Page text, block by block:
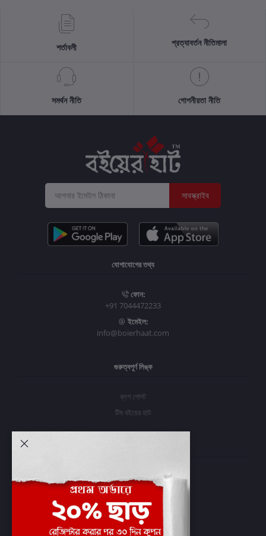
শর্তাবলী প্রত্যাবর্তন নীতিমালা
সমর্থন নীতি গোপনীয়তা নীতি
সাবস্ক্রাইব
যোগাযোগের তথ্য
ফোন:
+91 7044472233
ইমেইল:
info@boierhaat.com
গুরুত্বপূর্ণ লিঙ্ক
ব্লগ পোস্ট
টিম বইয়ের হাট
প্রবেশ করুন
অর্ডার ইতিহাস
আমার ইচ্ছাগুলি
অর্ডার ট্র্যাকিং